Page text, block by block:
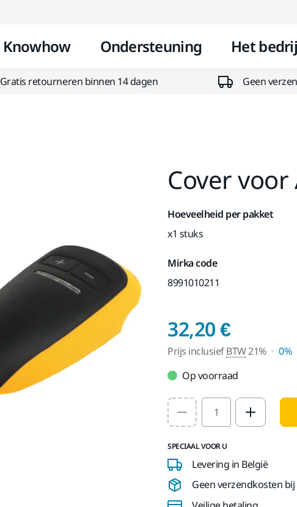
Knowhow Ondersteuning Het
Gratis retourneren binnen 14 dagen Geen
Cover voor
Hoeveelheid per pakket
x1 stuks
Mirka code
8991010211
32,20 €Prijs
Prijs inclusiefBTW21%
0%
Op voorraad
Select quantity value
SPECIAAL VOOR U
Levering in België
Geen verzendkosten